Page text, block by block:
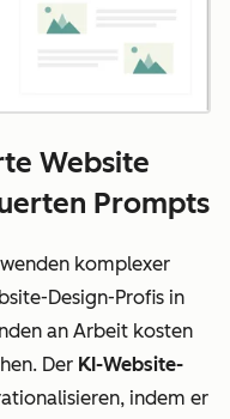
Website
Prompts
komplexer
Design-Profis in
an Arbeit kosten
Der KI-Website-
indem er